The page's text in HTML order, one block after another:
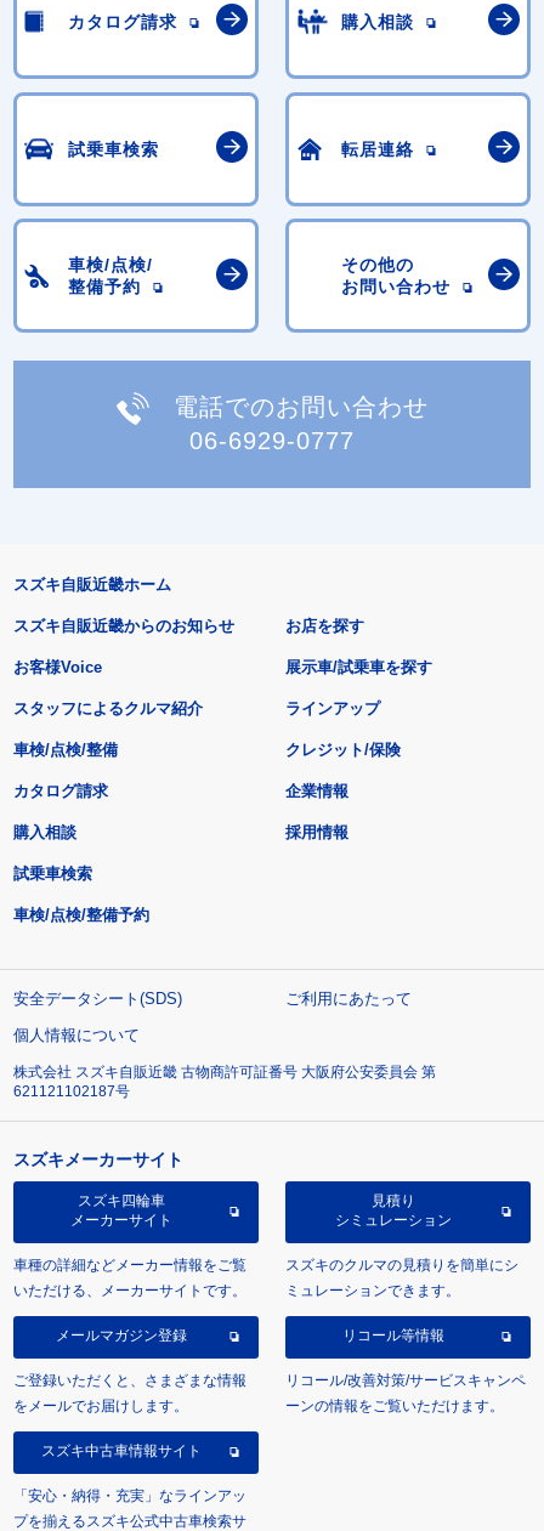
カタログ請求 購入相談
試乗車検索 転居連絡
車検/点検/
整備予約
その他の
お問い合わせ
電話でのお問い合わせ
06-6929-0777
スズキ自販近畿ホーム
スズキ自販近畿からのお知らせ
お客様Voice
スタッフによるクルマ紹介
お店を探す
展示車/試乗車を探す
ラインアップ
車検/点検/整備 クレジット/保険
カタログ請求
購入相談
試乗車検索
車検/点検/整備予約
企業情報
採用情報
安全データシート(SDS)
ご利用にあたって
個人情報について
株式会社 スズキ自販近畿 古物商許可証番号 大阪府公安委員会 第
621121102187号
スズキメーカーサイト
スズキ四輪車
メーカーサイト
車種の詳細などメーカー情報をご覧
いただける、メーカーサイトです。
見積り
シミュレーション
スズキのクルマの見積りを簡単にシ
ミュレーションできます。
メールマガジン登録
ご登録いただくと、さまざまな情報
をメールでお届けします。
リコール等情報
リコール/改善対策/サービスキャンペ
ーンの情報をご覧いただけます。
スズキ中古車情報サイト
「安心・納得・充実」なラインアッ
プを揃えるスズキ公式中古車検索サ